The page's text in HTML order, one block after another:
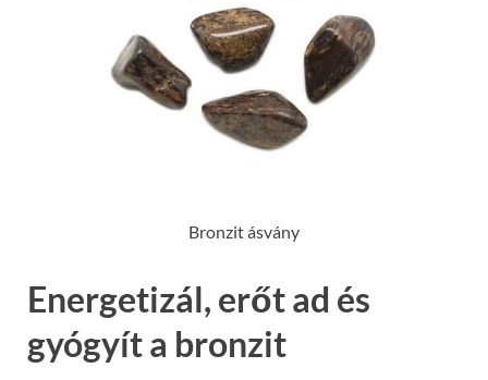
Bronzit ásvány
Energetizál, erőt ad és
gyógyít a bronzit